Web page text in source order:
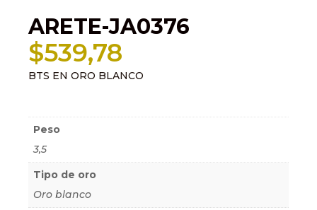
ARETE-JA0376
$539,78
BTS EN ORO BLANCO
Peso
3,5
Tipo de oro
Oro blanco